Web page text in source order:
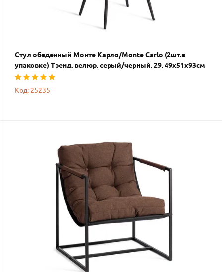
Стул обеденный Монте Карло/Monte Carlo (2шт.в
упаковке) Тренд, велюр, серый/черный, 29, 49х51х93см
Код: 25235